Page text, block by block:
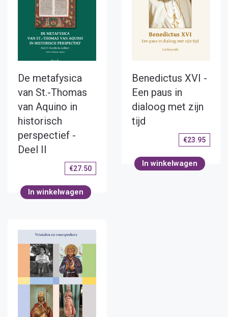
De metafysica
van St.-Thomas
van Aquino in
historisch
perspectief -
Deel II
€27.50
In winkelwagen
Benedictus XVI -
Een paus in
dialoog met zijn
tijd
€23.95
In winkelwagen